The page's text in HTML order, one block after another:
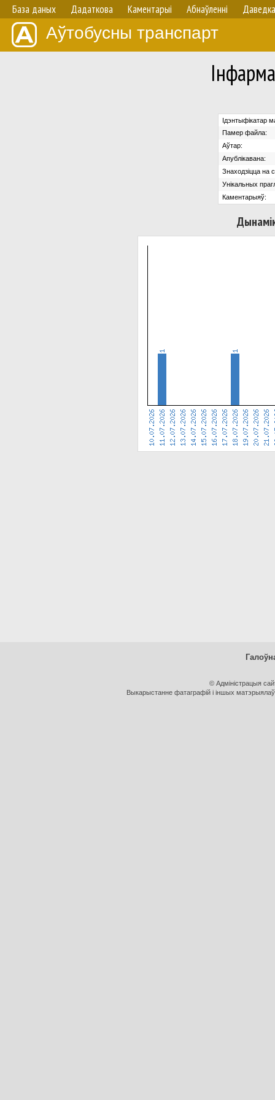
База даных Дадаткова Каментарыі Абнаўленнi Даведка
Аўтобусны транспарт
Ідэнтыфікатар
Памер файла:
Аўтар:
Апублікавана:
Знаходзіцца на
Унікальных
Каментарыяў:
© Адміністрацыя
Выкарыстанне фатаграфій і іншых